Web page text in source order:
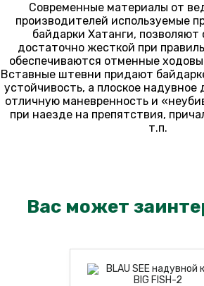
Современные материалы от
производителей используемые
байдарки Хатанги, позволяют
достаточно жесткой при
обеспечиваются отменные
Вставные штевни придают
устойчивость, а плоское
отличную маневренность и
при наезде на препятствия,
т.п.
Вас может